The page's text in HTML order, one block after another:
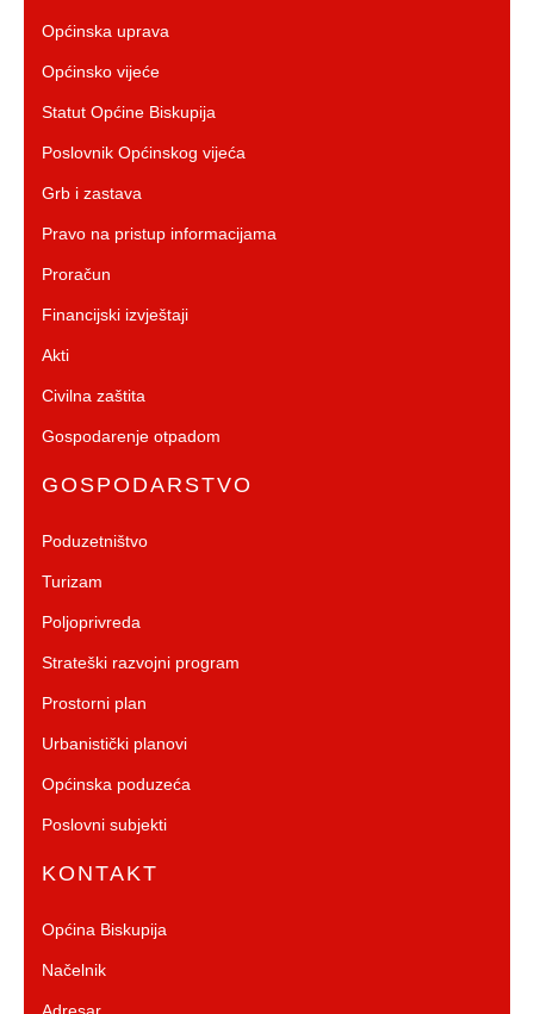
Općinska uprava
Općinsko vijeće
Statut Općine Biskupija
Poslovnik Općinskog vijeća
Grb i zastava
Pravo na pristup informacijama
Proračun
Financijski izvještaji
Akti
Civilna zaštita
Gospodarenje otpadom
GOSPODARSTVO
Poduzetništvo
Turizam
Poljoprivreda
Strateški razvojni program
Prostorni plan
Urbanistički planovi
Općinska poduzeća
Poslovni subjekti
KONTAKT
Općina Biskupija
Načelnik